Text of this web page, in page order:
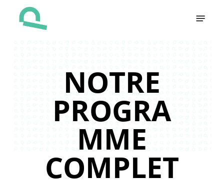
NOTRE
PROGRA
MME
COMPLET